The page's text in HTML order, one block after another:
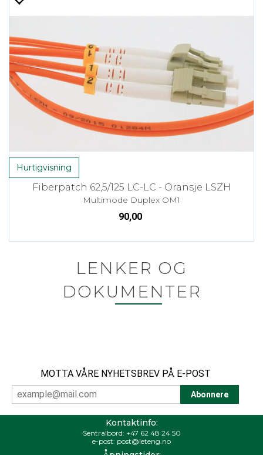
Hurtigvisning
Fiberpatch 62,5/125 LC-LC - Oransje LSZH
Multimode Duplex OM1
90,00
LENKER OG
DOKUMENTER
MOTTA VÅRE NYHETSBREV PÅ E-POST
Kontaktinfo:
Sentralbord: +47 62 48 24 50
e-post: post@leteng.no